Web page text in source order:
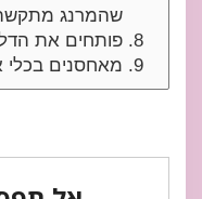
שהמרנג
פותחים את
מאחסנים